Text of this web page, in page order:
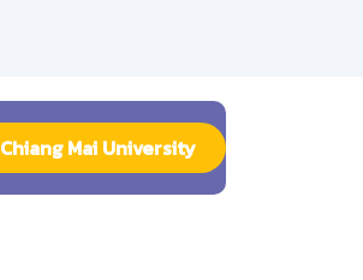
Chiang Mai University